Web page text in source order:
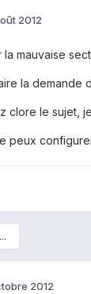
2012
mauvaise
la demande
clore le sujet,
peux
2012